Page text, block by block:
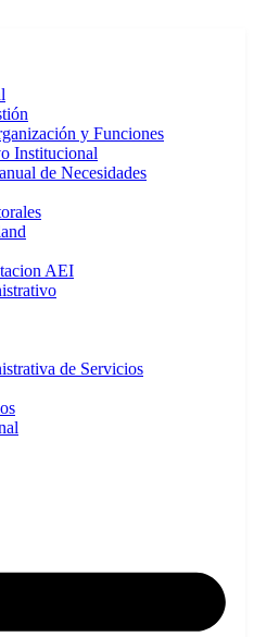
y Funciones
Institucional
de Necesidades
AEI
de Servicios